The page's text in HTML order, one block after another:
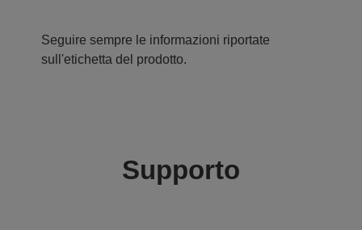
Seguire sempre le informazioni riportate
sull'etichetta del prodotto.
Supporto